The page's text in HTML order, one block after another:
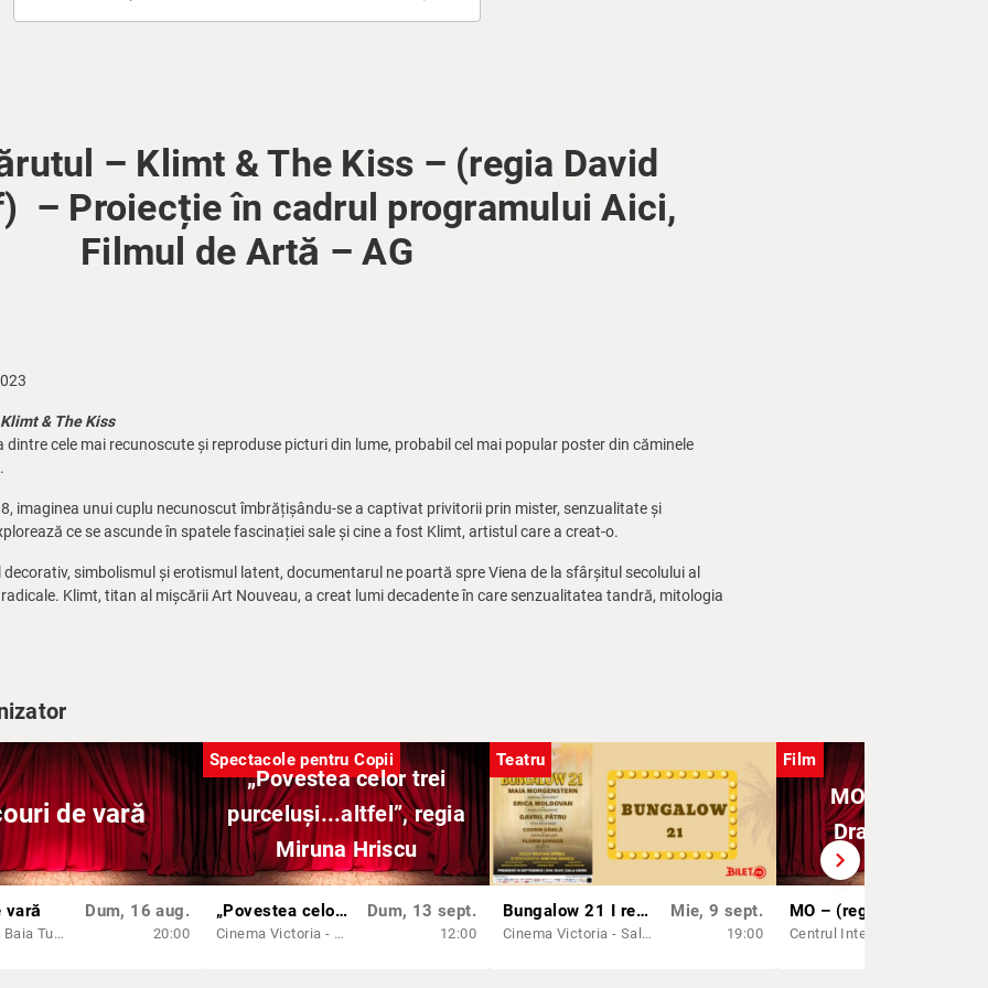
– Klimt & The Kiss – (regia David
– Proiecție în cadrul programului Aici,
Filmul de Artă – AG
& The Kiss
dintre cele mai recunoscute și reproduse picturi din lume, probabil cel mai popular poster din căminele
imaginea unui cuplu necunoscut îmbrățișându-se a captivat privitorii prin mister, senzualitate și
ce se ascunde în spatele fascinației sale și cine a fost Klimt, artistul care a creat-o.
simbolismul și erotismul latent, documentarul ne poartă spre Viena de la sfârșitul secolului al
Klimt, titan al mișcării Art Nouveau, a creat lumi decadente în care senzualitatea tandră, mitologia
extraordinare din spatele unuia dintre cele mai apreciate tablouri din istorie.
de vară
vară
Amfiteatru Baia Turcească
Dum, 16 aug.
20:00
Spectacole pentru Copii
„Povestea celor trei
purceluși...altfel”, regia
Miruna Hriscu
„Povestea celor trei purceluși...altfel”, regia Miruna Hriscu
Cinema Victoria - Sala Unirii
Dum, 13 sept.
12:00
Teatru
Bungalow 21 I regia Răzvan Oprea
Cinema Victoria - Sala Unirii
Mie, 9 sept.
19:00
Film
MO – (regia
Dragomir) – N
chevron_right